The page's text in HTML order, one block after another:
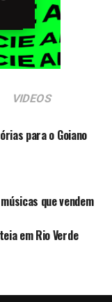
VIDEOS
para o Goiano
que vendem
em Rio Verde